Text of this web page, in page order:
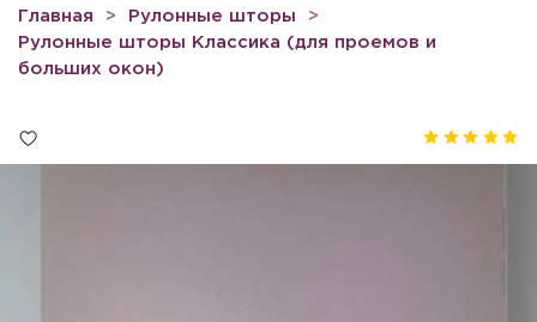
Главная
Рулонные шторы
Рулонные шторы Классика (для проемов и
больших окон)